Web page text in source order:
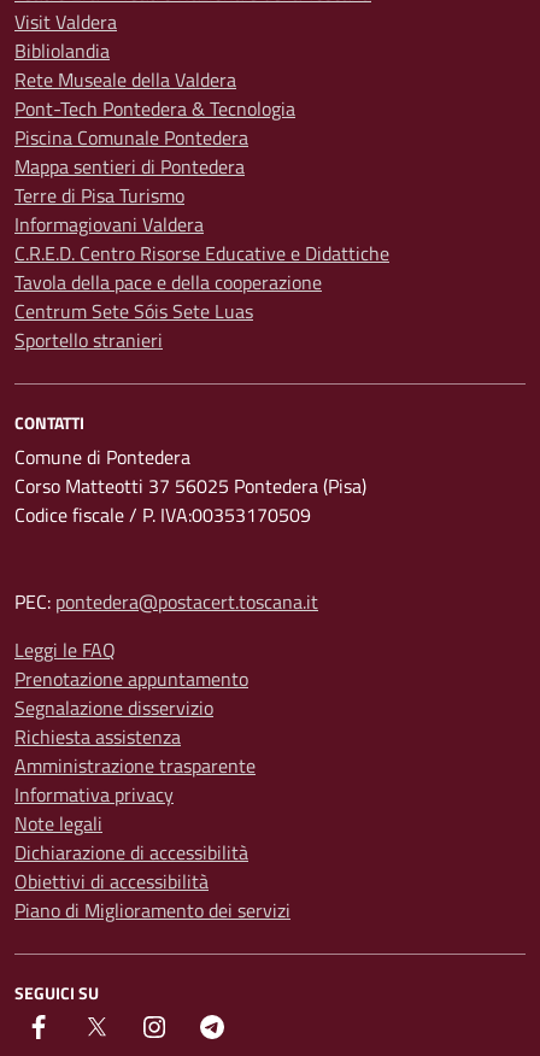
Visit Valdera
Bibliolandia
Rete Museale della Valdera
Pont-Tech Pontedera & Tecnologia
Piscina Comunale Pontedera
Mappa sentieri di Pontedera
Terre di Pisa Turismo
Informagiovani Valdera
C.R.E.D. Centro Risorse Educative e Didattiche
Tavola della pace e della cooperazione
Centrum Sete Sóis Sete Luas
Sportello stranieri
CONTATTI
Comune di Pontedera
Corso Matteotti 37 56025 Pontedera (Pisa)
Codice fiscale / P. IVA:00353170509
PEC: pontedera@postacert.toscana.it
Leggi le FAQ
Prenotazione appuntamento
Segnalazione disservizio
Richiesta assistenza
Amministrazione trasparente
Informativa privacy
Note legali
Dichiarazione di accessibilità
Obiettivi di accessibilità
Piano di Miglioramento dei servizi
SEGUICI SU
facebook Twitter instagram